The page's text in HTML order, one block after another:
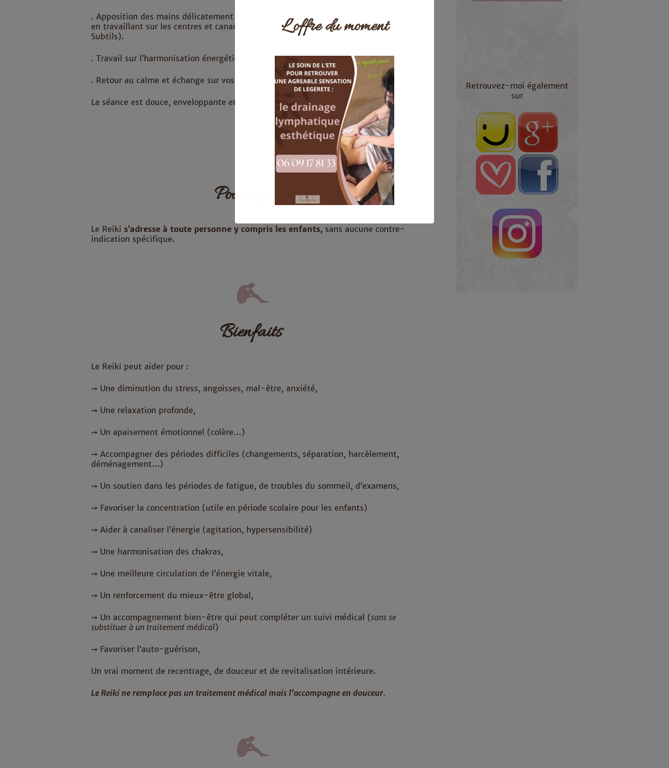
. Apposition des mains délicatement sur différentes zones du corps et au-dessus,
en travaillant sur les centres et canaux énergétiques (Chakras, Nadis, Corps
Subtils).
. Travail sur l’harmonisation énergétique et le relâchement global,
. Retour au calme et échange sur vos ressentis, si vous le souhaitez.
La séance est douce, enveloppante et profondément apaisante.
Pour qui ?
Le Reiki s’adresse à toute personne y compris les enfants, sans aucune contre-
indication spécifique.
Bienfaits
Le Reiki peut aider pour :
➙ Une diminution du stress, angoisses, mal-être, anxiété,
➙ Une relaxation profonde,
➙ Un apaisement émotionnel (colère…)
➙ Accompagner des périodes difficiles (changements, séparation, harcèlement,
déménagement…)
➙ Un soutien dans les périodes de fatigue, de troubles du sommeil, d’examens,
➙ Favoriser la concentration (utile en période scolaire pour les enfants)
➙ Aider à canaliser l’énergie (agitation, hypersensibilité)
➙ Une harmonisation des chakras,
➙ Une meilleure circulation de l’énergie vitale,
➙ Un renforcement du mieux-être global,
➙ Un accompagnement bien-être qui peut compléter un suivi médical (sans se
substituer à un traitement médical)
➙ Favoriser l’auto-guérison,
Un vrai moment de recentrage, de douceur et de revitalisation intérieure.
Le Reiki ne remplace pas un traitement médical mais l’accompagne en douceur.
Retrouvez-moi également
sur
L’offre du moment